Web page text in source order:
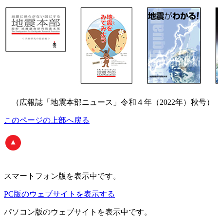
（広報誌「地震本部ニュース」令和４年（2022年）秋号）
このページの上部へ戻る
スマートフォン版 を表示中です。
PC版のウェブサイトを表示する
パソコン版のウェブサイトを表示中です。